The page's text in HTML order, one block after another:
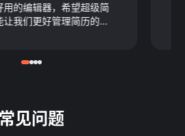
用的编辑器，希望超级简
让我们更好管理简历的功
常见问题